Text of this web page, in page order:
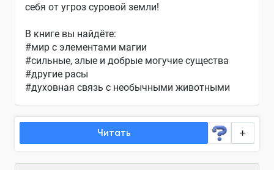
себя от угроз суровой земли!
В книге вы найдёте:
#мир с элементами магии
#сильные, злые и добрые могучие существа
#другие расы
#духовная связь с необычными животными
Читать